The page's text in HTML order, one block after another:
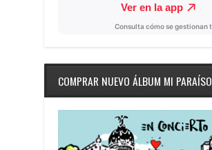
COMPRAR NUEVO ÁLBUM MI PARAÍSO